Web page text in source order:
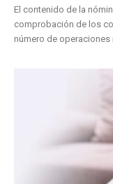
El contenido de la
comprobación de los
número de operaciones